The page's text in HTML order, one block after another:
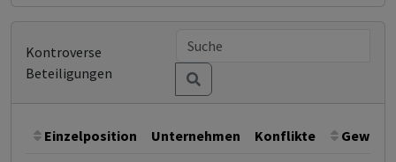
Kontroverse
Beteiligungen
Einzelposition Unternehmen Konflikte